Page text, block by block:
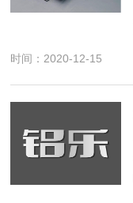
时间：2020-12-15